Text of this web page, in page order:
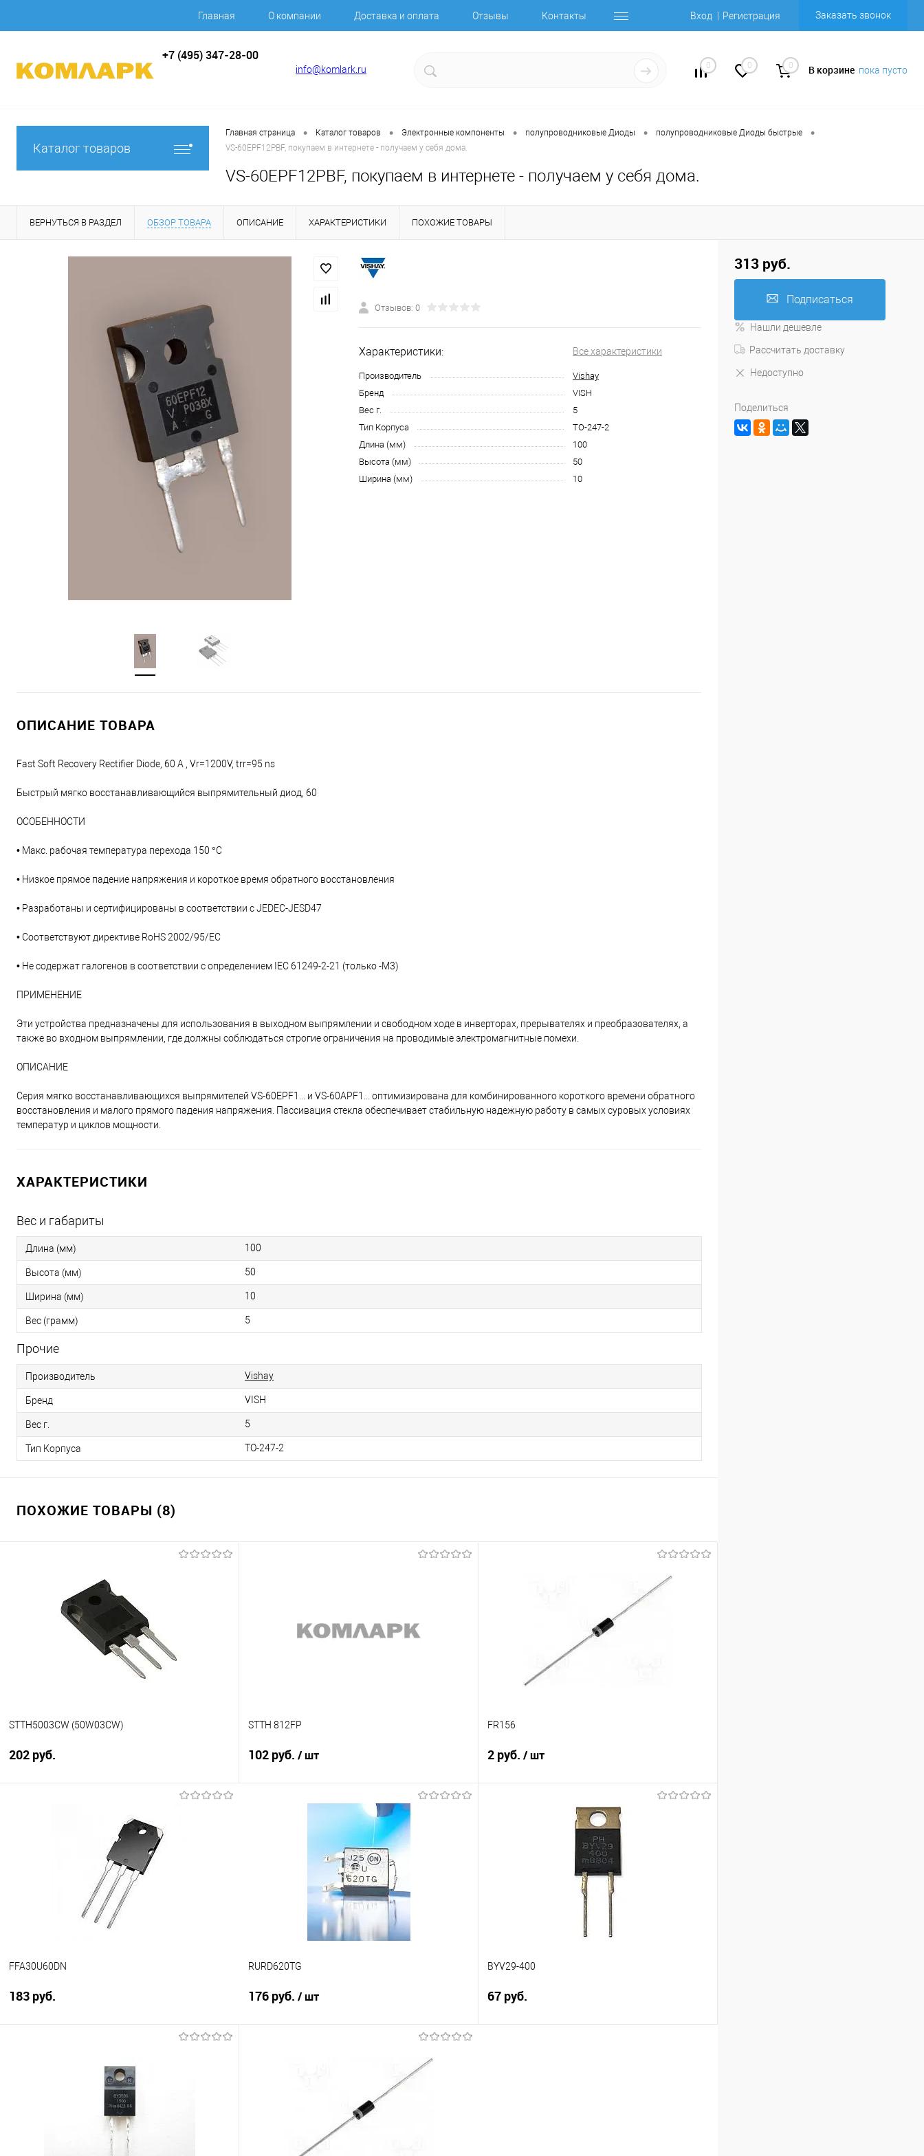
Главная О компании Доставка и оплата Отзывы Контакты Вход Регистрация Заказать звонок
+7 (495) 347-28-00
info@komlark.ru 0 0 0 В корзине пока пусто
Каталог товаров
Главная страница • Каталог товаров • Электронные компоненты • полупроводниковые Диоды • полупроводниковые Диоды быстрые •
VS-60EPF12PBF, покупаем в интернете - получаем у себя дома.
VS-60EPF12PBF, покупаем в интернете - получаем у себя дома.
ВЕРНУТЬСЯ В РАЗДЕЛ ОБЗОР ТОВАРА ОПИСАНИЕ ХАРАКТЕРИСТИКИ ПОХОЖИЕ ТОВАРЫ
Отзывов: 0
Характеристики: Все характеристики
Производитель
Vishay
Бренд
VISH
Вес г.
5
Тип Корпуса
TO-247-2
Длина (мм)
100
Высота (мм)
50
Ширина (мм)
10
ОПИСАНИЕ ТОВАРА
Fast Soft Recovery Rectifier Diode, 60 A , Vr=1200V, trr=95 ns
Быстрый мягко восстанавливающийся выпрямительный диод, 60
ОСОБЕННОСТИ
• Макс. рабочая температура перехода 150 °C
• Низкое прямое падение напряжения и короткое время обратного восстановления
• Разработаны и сертифицированы в соответствии с JEDEC-JESD47
• Соответствуют директиве RoHS 2002/95/EC
• Не содержат галогенов в соответствии с определением IEC 61249-2-21 (только -M3)
ПРИМЕНЕНИЕ
Эти устройства предназначены для использования в выходном выпрямлении и свободном ходе в инверторах, прерывателях и преобразователях, а
также во входном выпрямлении, где должны соблюдаться строгие ограничения на проводимые электромагнитные помехи.
ОПИСАНИЕ
Серия мягко восстанавливающихся выпрямителей VS-60EPF1... и VS-60APF1... оптимизирована для комбинированного короткого времени обратного
восстановления и малого прямого падения напряжения. Пассивация стекла обеспечивает стабильную надежную работу в самых суровых условиях
температур и циклов мощности.
ХАРАКТЕРИСТИКИ
Вес и габариты
Длина (мм) 100
Высота (мм) 50
Ширина (мм) 10
Вес (грамм) 5
Прочие
Производитель Vishay
Бренд VISH
Вес г. 5
Тип Корпуса TO-247-2
ПОХОЖИЕ ТОВАРЫ (8)
STTH5003CW (50W03CW)
202 руб.
В наличии
STTH 812FP
102 руб. / шт
Подписаться
Недоступно
FR156
2 руб. / шт
Подписаться
FFA30U60DN
183 руб.
RURD620TG
176 руб. / шт
BYV29-400
67 руб.
313 руб.
Подписаться
Нашли дешевле
Рассчитать доставку
Недоступно
Поделиться